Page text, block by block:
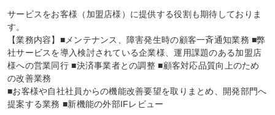
サービスをお客様（加盟店様）に提供する役割も期待しておりま
す。
【業務内容】■メンテナンス、障害発生時の顧客一斉通知業務 ■弊
社サービスを導入検討されている企業様、運用課題のある加盟店
様への営業同行 ■決済事業者との調整 ■顧客対応品質向上のため
の改善業務
■お客様や自社社員からの機能改善要望を取りまとめ、開発部門へ
提案する業務 ■新機能の外部IFレビュー